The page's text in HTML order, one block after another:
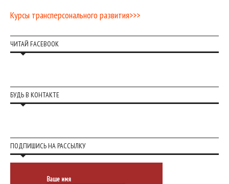
Курсы трансперсонального развития>>>
ЧИТАЙ FACEBOOK
БУДЬ В КОНТАКТЕ
ПОДПИШИСЬ НА РАССЫЛКУ
Ваше имя